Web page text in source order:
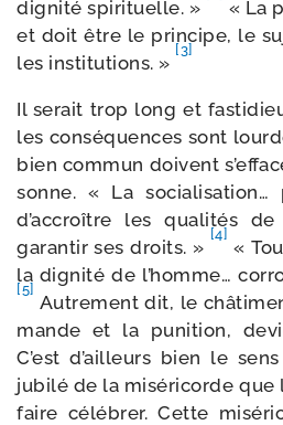
digni­té spi­ri­tuelle. »
« La
et doit être le prin­cipe, le
les ins­ti­tu­tions. »
[3]
Il serait trop long et
les consé­quences sont
bien com­mun doivent
sonne. « La socia­li­sa­tion…
d’accroître les qua­li­tés
garan­tir ses droits. »
[4]
«
la digni­té de l’homme…
[5]
Autrement dit, le
mande et la puni­tion,
C’est d’ailleurs bien le
jubi­lé de la misé­ri­corde que
faire célé­brer. Cette